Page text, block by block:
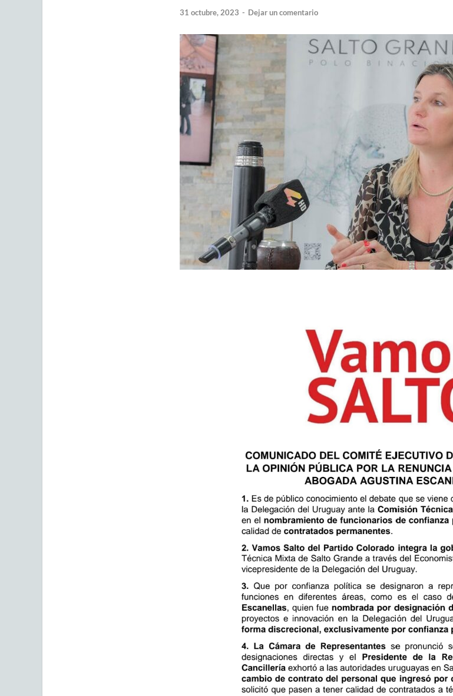
31 octubre, 2023 - Dejar un comentario